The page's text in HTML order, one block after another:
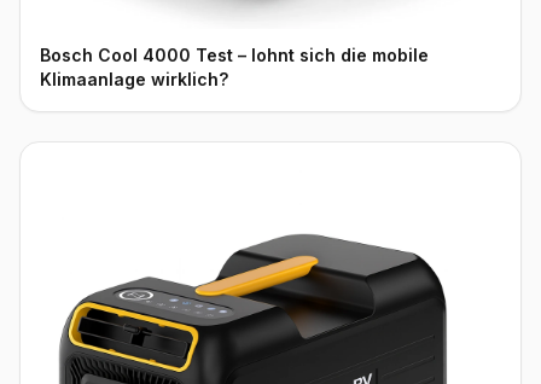
Bosch Cool 4000 Test – lohnt sich die mobile
Klimaanlage wirklich?